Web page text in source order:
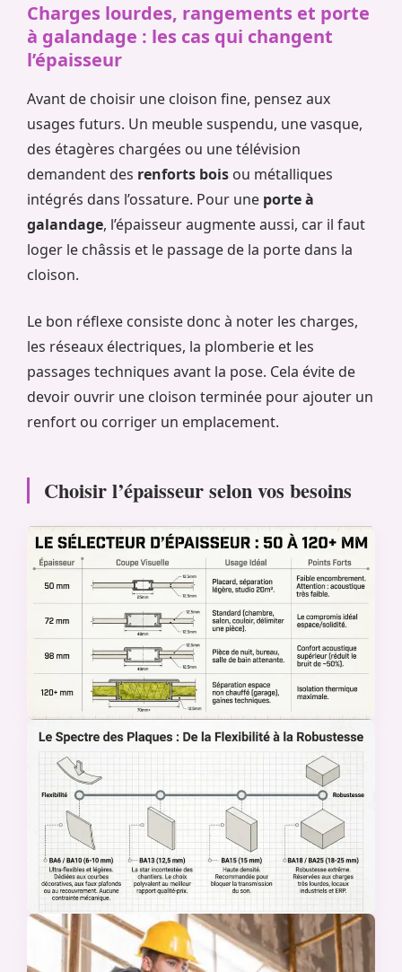
Charges lourdes, rangements et porte
à galandage : les cas qui changent
l’épaisseur
Avant de choisir une cloison fine, pensez aux
usages futurs. Un meuble suspendu, une vasque,
des étagères chargées ou une télévision
demandent des renforts bois ou métalliques
intégrés dans l’ossature. Pour une porte à
galandage, l’épaisseur augmente aussi, car il faut
loger le châssis et le passage de la porte dans la
cloison.
Le bon réflexe consiste donc à noter les charges,
les réseaux électriques, la plomberie et les
passages techniques avant la pose. Cela évite de
devoir ouvrir une cloison terminée pour ajouter un
renfort ou corriger un emplacement.
Choisir l’épaisseur selon vos besoins